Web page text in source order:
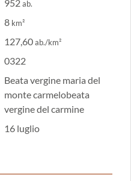
952ab.
8 km²
127,60ab./km²
0322
Beata vergine maria del
monte carmelobeata
vergine del carmine
16 luglio